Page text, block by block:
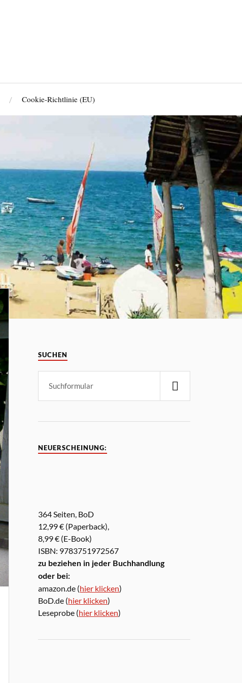
Cookie-Richtlinie (EU)
SUCHEN
NEUERSCHEINUNG:
364 Seiten, BoD
12,99 € (Paperback),
8,99 € (E-Book)
ISBN: 9783751972567
zu beziehen in jeder Buchhandlung
oder bei:
amazon.de (hier klicken)
BoD.de (hier klicken)
Leseprobe (hier klicken)